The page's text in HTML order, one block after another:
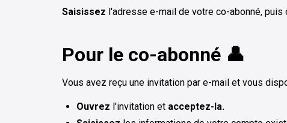
Saisissez l'adresse e-mail de votre co-abonné, puis
Pour le co-abonné 👤
Vous avez reçu une invitation par e-mail et vous
Ouvrez l'invitation et acceptez-la.